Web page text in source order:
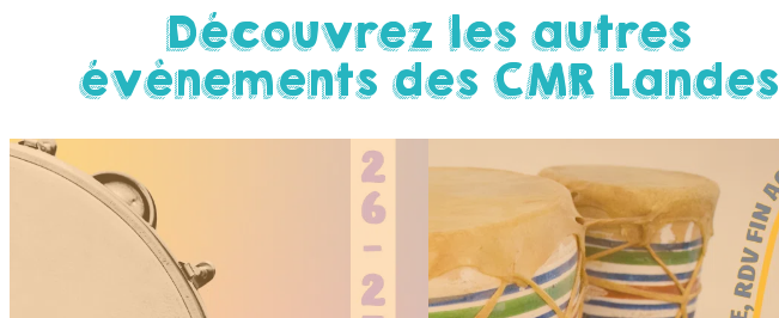
Découvrez les autres
évènements des CMR Landes